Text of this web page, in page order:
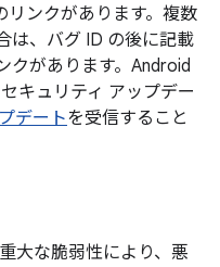
リンクがあります。複数
は、バグ ID の後に記載
クがあります。Android
キュリティ アップデー
デートを受信すること
大な脆弱性により、悪